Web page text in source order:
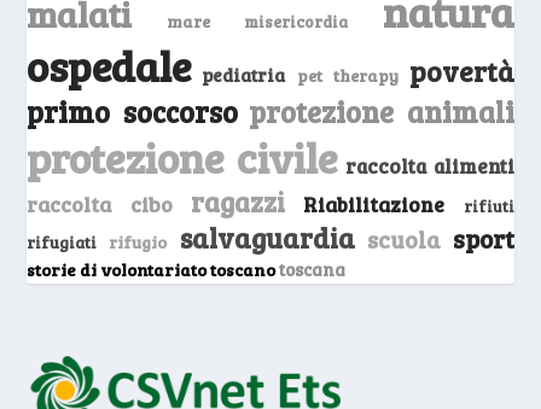
malati mare misericordia
ospedale pediatria pet therapy povertà
primo soccorso protezione animali
protezione civile raccolta alimenti
raccolta cibo ragazzi Riabilitazione
rifiuti
rifugiati
rifugio salvaguardia scuola sport
storie di volontariato toscanotoscana